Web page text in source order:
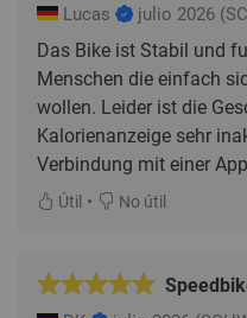
Lucas julio 2026
Das Bike ist Stabil und
Menschen die einfach
wollen. Leider ist die
Kalorienanzeige sehr
Verbindung mit einer
Útil • No útil